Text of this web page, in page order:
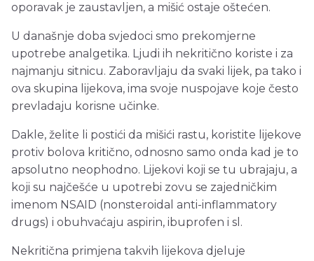
oporavak je zaustavljen, a mišić ostaje oštećen.
U današnje doba svjedoci smo prekomjerne
upotrebe analgetika. Ljudi ih nekritično koriste i za
najmanju sitnicu. Zaboravljaju da svaki lijek, pa tako i
ova skupina lijekova, ima svoje nuspojave koje često
prevladaju korisne učinke.
Dakle, želite li postići da mišići rastu, koristite lijekove
protiv bolova kritično, odnosno samo onda kad je to
apsolutno neophodno. Lijekovi koji se tu ubrajaju, a
koji su najčešće u upotrebi zovu se zajedničkim
imenom NSAID (nonsteroidal anti-inflammatory
drugs) i obuhvaćaju aspirin, ibuprofen i sl.
Nekritična primjena takvih lijekova djeluje